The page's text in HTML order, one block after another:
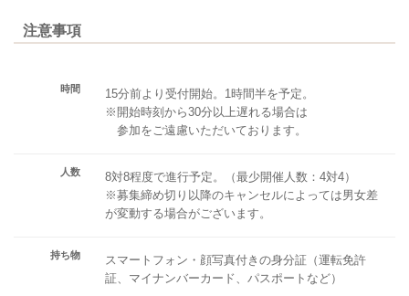
注意事項
時間
15分前より受付開始。1時間半を予定。
※開始時刻から30分以上遅れる場合は
参加をご遠慮いただいております。
人数
8対8程度で進行予定。（最少開催人数：4対4）
※募集締め切り以降のキャンセルによっては男女差
が変動する場合がございます。
持ち物
スマートフォン・顔写真付きの身分証（運転免許
証、マイナンバーカード、パスポートなど）